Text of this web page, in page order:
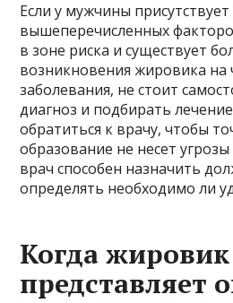
Если у мужчины
вышеперечисленных
в зоне риска и существует
возникновения жировика на
заболевания, не стоит
диагноз и подбирать
обратиться к врачу, чтобы
образование не несет
врач способен назначить
определять необходимо ли
Когда
представляет